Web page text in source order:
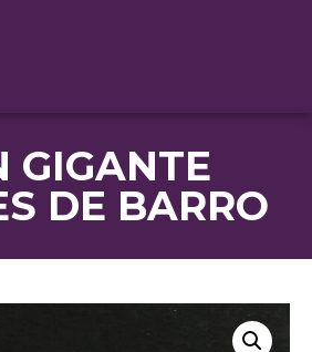
GIGANTE
DE BARRO